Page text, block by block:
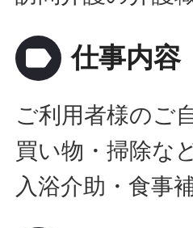
label 仕事内容
ご利用者様のご
買い物・掃除な
入浴介助・食事